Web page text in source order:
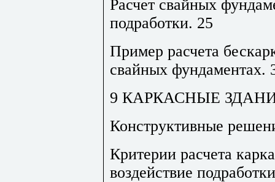
Расчет свайных
подработки. 25
Пример расчета
свайных фундаментах.
9 КАРКАСНЫЕ
Конструктивные
Критерии расчета
воздействие подработки